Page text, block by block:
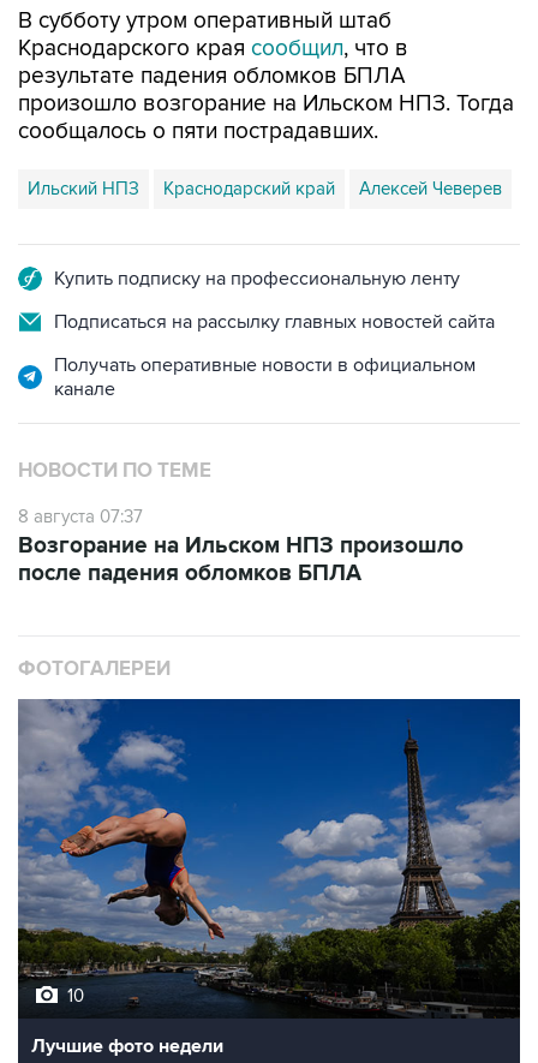
В субботу утром оперативный штаб
Краснодарского края сообщил, что в
результате падения обломков БПЛА
произошло возгорание на Ильском НПЗ. Тогда
сообщалось о пяти пострадавших.
Ильский НПЗ Краснодарский край Алексей Чеверев
Купить подписку на профессиональную ленту
Подписаться на рассылку главных новостей сайта
Получать оперативные новости в официальном
канале
НОВОСТИ ПО ТЕМЕ
8 августа 07:37
Возгорание на Ильском НПЗ произошло
после падения обломков БПЛА
ФОТОГАЛЕРЕИ
10
Лучшие фото недели